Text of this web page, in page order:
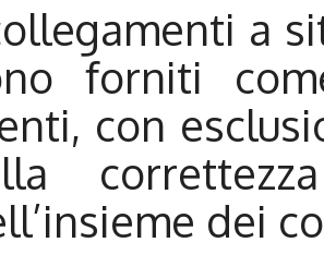
a
forniti
con
dei